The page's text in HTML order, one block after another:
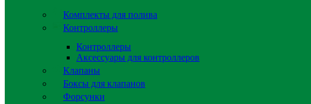
Комплекты для полива
Контроллеры
Контроллеры
Аксессуары для контроллеров
Клапаны
Боксы для клапанов
Форсунки